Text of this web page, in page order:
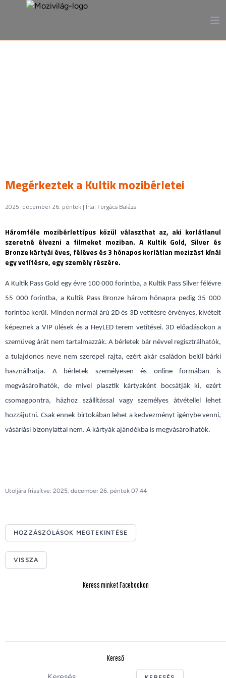
Megérkeztek a Kultik mozibérletei
2025. december 26. péntek | Írta: Forgács Balázs
Háromféle mozibérlettípus közül választhat az, aki korlátlanul
szeretné élvezni a filmeket moziban. A Kultik Gold, Silver és
Bronze kártyái éves, féléves és 3 hónapos korlátlan mozizást kínál
egy vetítésre, egy személy részére.
A Kultik Pass Gold egy évre 100 000 forintba, a Kultik Pass Silver félévre
55 000 forintba, a Kultik Pass Bronze három hónapra pedig 35 000
forintba kerül. Minden normál árú 2D és 3D vetítésre érvényes, kivételt
képeznek a VIP ülések és a HeyLED terem vetítései. 3D előadásokon a
szemüveg árát nem tartalmazzák. A bérletek bár névvel regisztrálhatók,
a tulajdonos neve nem szerepel rajta, ezért akár családon belül bárki
használhatja. A bérletek személyesen és online formában is
megvásárolhatók, de mivel plasztik kártyaként bocsátják ki, ezért
csomagpontra, házhoz szállítással vagy személyes átvétellel lehet
hozzájutni. Csak ennek birtokában lehet a kedvezményt igénybe venni,
vásárlási bizonylattal nem. A kártyák ajándékba is megvásárolhatók.
Utoljára frissítve: 2025. december 26. péntek 07:44
HOZZÁSZÓLÁSOK MEGTEKINTÉSE
VISSZA
Keress minket Facebookon
Kereső